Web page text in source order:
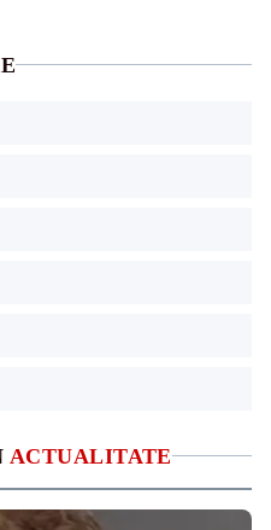
ACTUALITATE